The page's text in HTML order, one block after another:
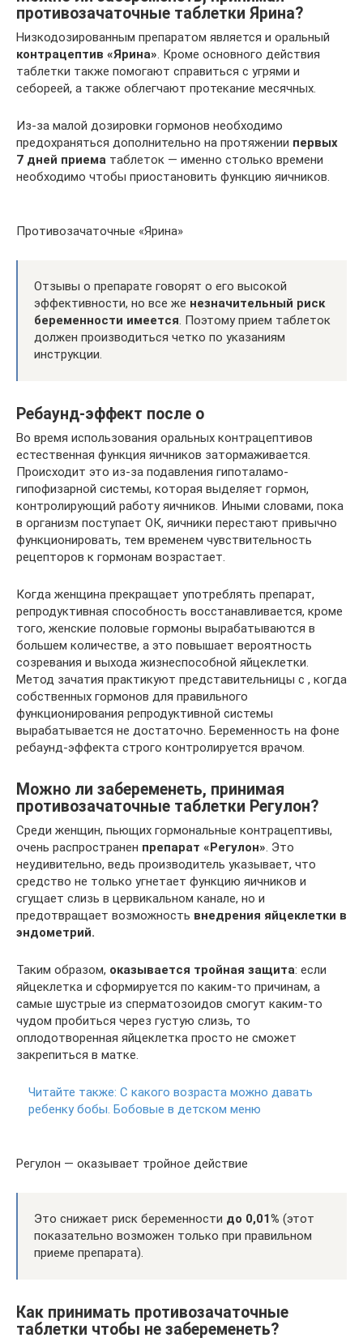
противозачаточные таблетки Ярина?
Низкодозированным препаратом является и оральный
контрацептив «Ярина». Кроме основного действия
таблетки также помогают справиться с угрями и
себореей, а также облегчают протекание месячных.
Из-за малой дозировки гормонов необходимо
предохраняться дополнительно на протяжении первых
7 дней приема таблеток — именно столько времени
необходимо чтобы приостановить функцию яичников.
Противозачаточные «Ярина»
Отзывы о препарате говорят о его высокой
эффективности, но все же незначительный риск
беременности имеется. Поэтому прием таблеток
должен производиться четко по указаниям
инструкции.
Ребаунд-эффект после о
Во время использования оральных контрацептивов
естественная функция яичников затормаживается.
Происходит это из-за подавления гипоталамо-
гипофизарной системы, которая выделяет гормон,
контролирующий работу яичников. Иными словами, пока
в организм поступает ОК, яичники перестают привычно
функционировать, тем временем чувствительность
рецепторов к гормонам возрастает.
Когда женщина прекращает употреблять препарат,
репродуктивная способность восстанавливается, кроме
того, женские половые гормоны вырабатываются в
большем количестве, а это повышает вероятность
созревания и выхода жизнеспособной яйцеклетки.
Метод зачатия практикуют представительницы с , когда
собственных гормонов для правильного
функционирования репродуктивной системы
вырабатывается не достаточно. Беременность на фоне
ребаунд-эффекта строго контролируется врачом.
Можно ли забеременеть, принимая
противозачаточные таблетки Регулон?
Среди женщин, пьющих гормональные контрацептивы,
очень распространен препарат «Регулон». Это
неудивительно, ведь производитель указывает, что
средство не только угнетает функцию яичников и
сгущает слизь в цервикальном канале, но и
предотвращает возможность внедрения яйцеклетки в
эндометрий.
Таким образом, оказывается тройная защита: если
яйцеклетка и сформируется по каким-то причинам, а
самые шустрые из сперматозоидов смогут каким-то
чудом пробиться через густую слизь, то
оплодотворенная яйцеклетка просто не сможет
закрепиться в матке.
Читайте также: С какого возраста можно давать
ребенку бобы. Бобовые в детском меню
Регулон — оказывает тройное действие
Это снижает риск беременности до 0,01% (этот
показательно возможен только при правильном
приеме препарата).
Как принимать противозачаточные
таблетки чтобы не забеременеть?